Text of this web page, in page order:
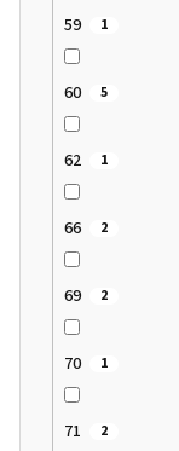
59 1
60 5
62 1
66 2
69 2
70 1
71 2